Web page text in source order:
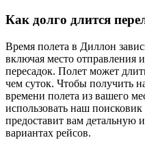
Как долго длится
Время полета в Диллон
включая место отправления
пересадок. Полет может
чем суток. Чтобы получить
времени полета из вашего
использовать наш
предоставит вам
вариантах рейсов.